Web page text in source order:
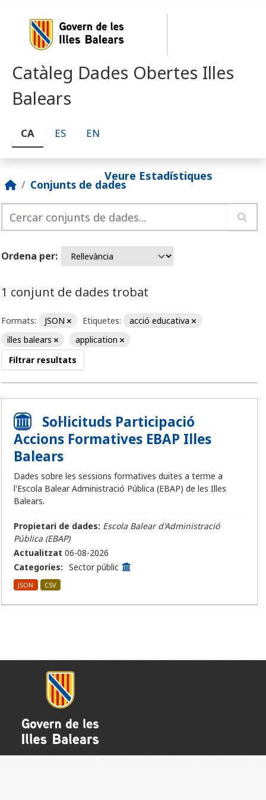
Catàleg Dades Obertes Illes
Balears
CA ES EN
Veure Estadístiques
Conjunts de dades
Ordena per
1 conjunt de dades trobat
Formats: JSON Etiquetes:
acció educativa
illes balears
application
Filtrar resultats
Sol·licituds Participació
Accions Formatives EBAP Illes
Balears
Dades sobre les sessions formatives duites a terme a
l'Escola Balear Administració Pública (EBAP) de les Illes
Balears.
Propietari de dades: Escola Balear d'Administració
Pública (EBAP)
Actualitzat 06-08-2026
Categories: Sector públic
JSON CSV